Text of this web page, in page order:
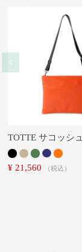
TOTTE サコッシュ
¥ 21,560 税込